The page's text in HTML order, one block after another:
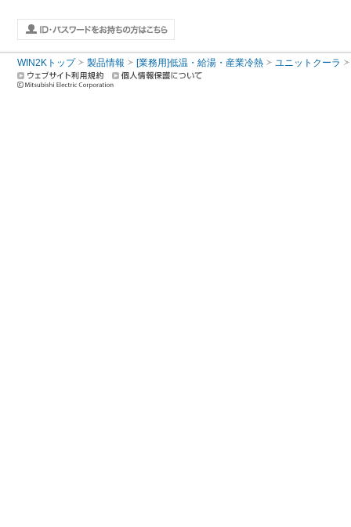
WIN2Kトップ 製品情報 [業務用]低温・給湯・産業冷熱 ユニットクーラ